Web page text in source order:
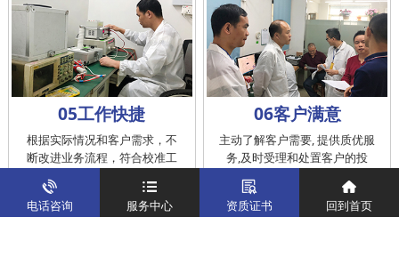
05工作快捷
根据实际情况和客户需求，不
断改进业务流程，符合校准工
作在服务的时间标准内完成
06客户满意
主动了解客户需要, 提供质优服
务,及时受理和处置客户的投
诉，提供快捷、方便的后续服
电话咨询 服务中心 资质证书 回到首页